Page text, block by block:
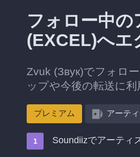
フォロー中
(EXCEL)へエ
Zvuk (Звук)でフォロ
ップや今後の転送に利
プレミアム アーティ
Soundiizでアーティ